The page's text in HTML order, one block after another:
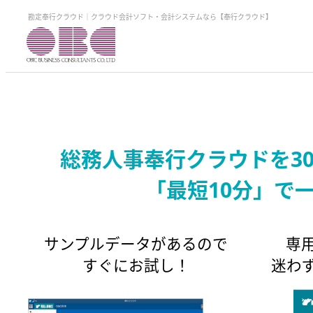
勘定奉行クラウド｜クラウド会計ソフト・会計システムなら【奉行クラウド】
総務人事奉行クラウドを
「最短10分」で
サンプルデータがあるので
すぐにお試し！
専
迷わ